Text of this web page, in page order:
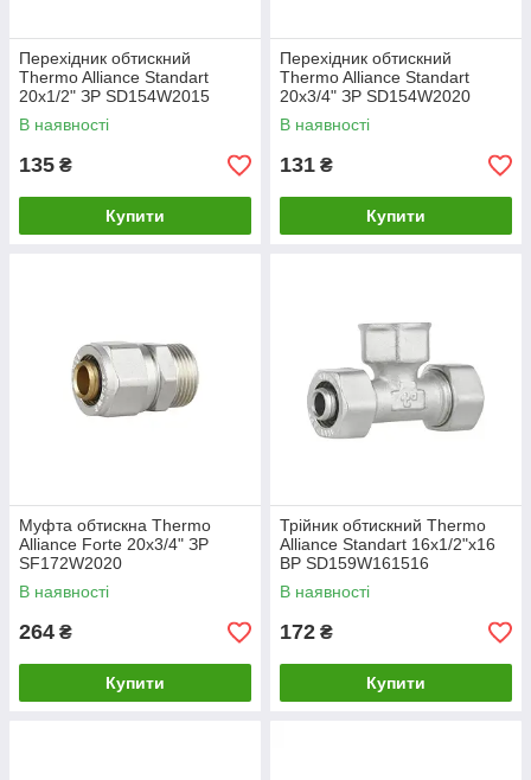
Перехідник обтискний
Thermo Alliance Standart
20х1/2" ЗР SD154W2015
В наявності
135 ₴
Купити
Перехідник обтискний
Thermo Alliance Standart
20х3/4" ЗР SD154W2020
В наявності
131 ₴
Купити
Муфта обтискна Thermo
Alliance Forte 20х3/4" ЗР
SF172W2020
В наявності
264 ₴
Купити
Трійник обтискний Thermo
Alliance Standart 16х1/2"х16
ВР SD159W161516
В наявності
172 ₴
Купити